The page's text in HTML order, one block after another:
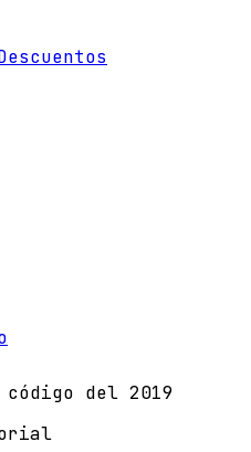
del 2019